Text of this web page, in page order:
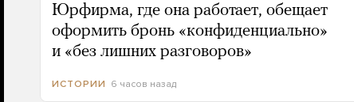
Юрфирма, где она работает, обещает
оформить бронь «конфиденциально»
и «без лишних разговоров»
ИСТОРИИ 6 часов назад